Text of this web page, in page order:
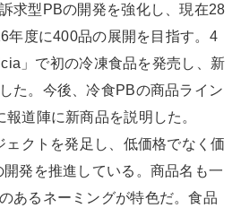
求型PBの開発を強化し、現在28
年度に400品の展開を目指す。4
」で初の冷凍食品を発売し、新
た。今後、冷食PBの商品ライン
道陣に新商品を説明した。
ェクトを発足し、低価格でなく価
発を推進している。商品名も一
あるネーミングが特色だ。食品